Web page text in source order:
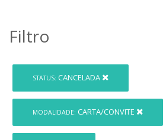
Filtro
STATUS: CANCELADA
MODALIDADE: CARTA/CONVITE